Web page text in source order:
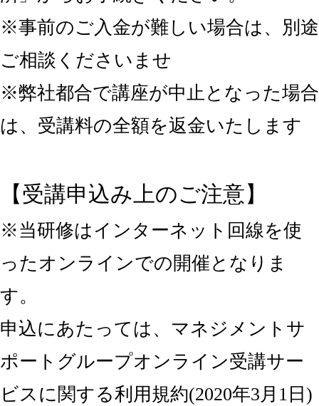
※事前のご入金が難しい場合は、別途
ご相談くださいませ
※弊社都合で講座が中止となった場合
は、受講料の全額を返金いたします
【受講申込み上のご注意】
※当研修はインターネット回線を使
ったオンラインでの開催となりま
す。
申込にあたっては、マネジメントサ
ポートグループオンライン受講サー
ビスに関する利用規約(2020年3月1日)